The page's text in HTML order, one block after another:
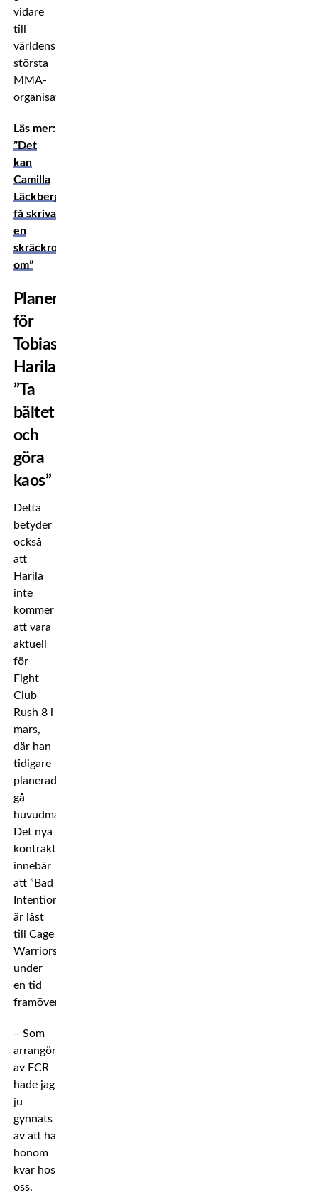
vidare
till
världens
största
MMA-
organisation.
Läs mer:
”Det
kan
Camilla
Läckberg
få skriva
en
skräckroman
om”
Planen
för
Tobias
Harila:
”Ta
bältet
och
göra
kaos”
Detta
betyder
också
att
Harila
inte
kommer
att vara
aktuell
för
Fight
Club
Rush 8 i
mars,
där han
tidigare
planerades
gå
huvudmatch.
Det nya
kontraktet
innebär
att ”Bad
Intention”
är låst
till Cage
Warriors
under
en tid
framöver.
– Som
arrangör
av FCR
hade jag
ju
gynnats
av att ha
honom
kvar hos
oss.